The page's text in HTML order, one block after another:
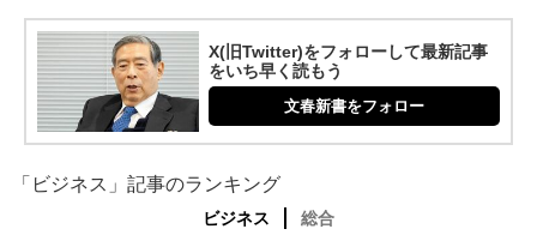
X(旧Twitter)をフォローして最新記事
をいち早く読もう
文春新書をフォロー
「ビジネス」記事のランキング
ビジネス 総合